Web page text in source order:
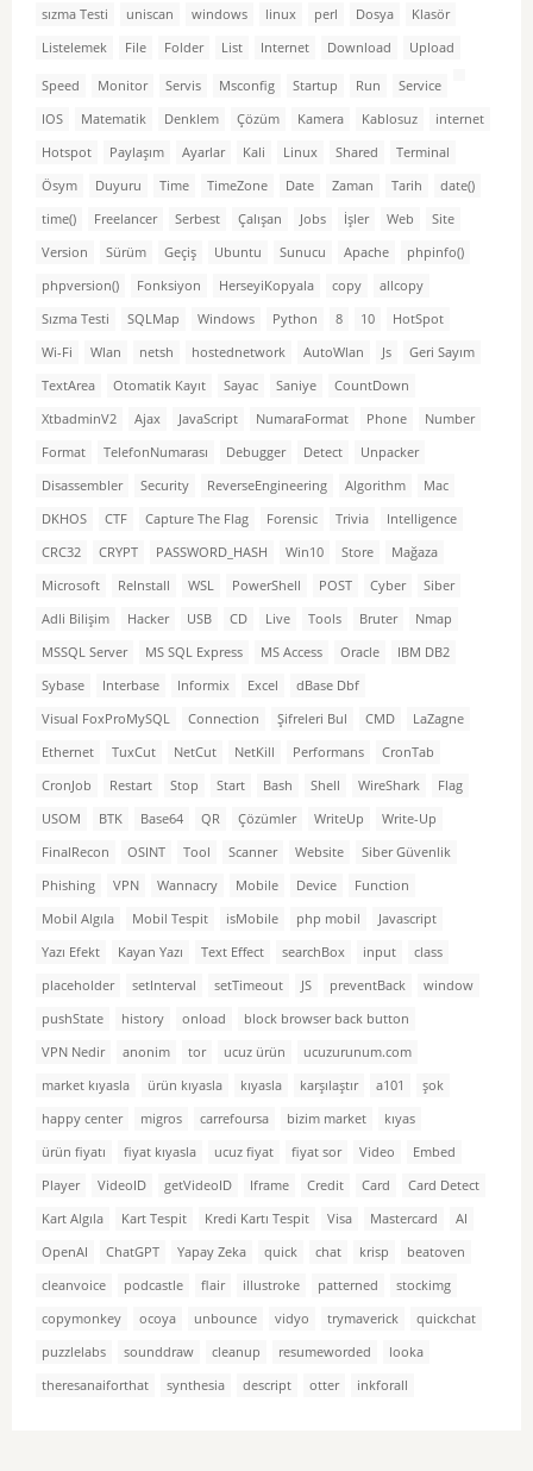
sızma Testi
uniscan windows linux perl Dosya
Klasör
Listelemek
File Folder List Internet Download Upload
Speed Monitor Servis Msconfig Startup Run
Service
IOS
Matematik Denklem Çözüm Kamera Kablosuz
internet
Hotspot
Paylaşım Ayarlar Kali Linux Shared
Terminal
Ösym
Duyuru Time TimeZone Date Zaman Tarih
date()
time()
Freelancer Serbest Çalışan Jobs İşler Web
Site
Version
Sürüm Geçiş Ubuntu Sunucu Apache
phpinfo()
phpversion()
Fonksiyon HerseyiKopyala copy
allcopy
Sızma Testi
SQLMap Windows Python 8 10
HotSpot
Wi-Fi
Wlan netsh hostednetwork AutoWlan Js
Geri Sayım
TextArea
Otomatik Kayıt Sayac Saniye
CountDown
XtbadminV2
Ajax JavaScript NumaraFormat Phone
Number
Format
TelefonNumarası Debugger Detect
Unpacker
Disassembler
Security ReverseEngineering Algorithm
Mac
DKHOS
CTF Capture The Flag Forensic Trivia
Intelligence
CRC32
CRYPT PASSWORD_HASH Win10 Store
Mağaza
Microsoft
ReInstall WSL PowerShell POST Cyber
Siber
Adli Bilişim
Hacker USB CD Live Tools Bruter
Nmap
MSSQL Server
MS SQL Express MS Access Oracle
IBM DB2
Sybase
Interbase Informix Excel
dBase Dbf
Visual FoxProMySQL
Connection Şifreleri Bul CMD
LaZagne
Ethernet
TuxCut NetCut NetKill Performans
CronTab
CronJob
Restart Stop Start Bash Shell WireShark
Flag
USOM
BTK Base64 QR Çözümler WriteUp
Write-Up
FinalRecon
OSINT Tool Scanner Website
Siber Güvenlik
Phishing
VPN Wannacry Mobile Device
Function
Mobil Algıla
Mobil Tespit isMobile php mobil
Javascript
Yazı Efekt
Kayan Yazı Text Effect searchBox input
class
placeholder
setInterval setTimeout JS preventBack
window
pushState
history onload
block browser back button
VPN Nedir
anonim tor ucuz ürün
ucuzurunum.com
market kıyasla
ürün kıyasla kıyasla karşılaştır a101
şok
happy center
migros carrefoursa bizim market
kıyas
ürün fiyatı
fiyat kıyasla ucuz fiyat fiyat sor Video
Embed
Player
VideoID getVideoID Iframe Credit Card
Card Detect
Kart Algıla
Kart Tespit Kredi Kartı Tespit Visa Mastercard
AI
OpenAI
ChatGPT Yapay Zeka quick chat krisp
beatoven
cleanvoice
podcastle flair illustroke patterned
stockimg
copymonkey
ocoya unbounce vidyo trymaverick
quickchat
puzzlelabs
sounddraw cleanup resumeworded
looka
theresanaiforthat
synthesia descript otter inkforall